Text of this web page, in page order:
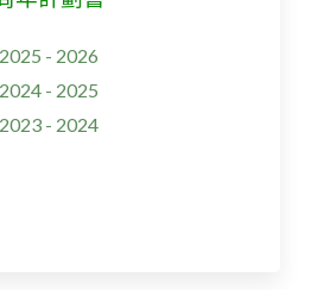
2025 - 2026
2024 - 2025
2023 - 2024